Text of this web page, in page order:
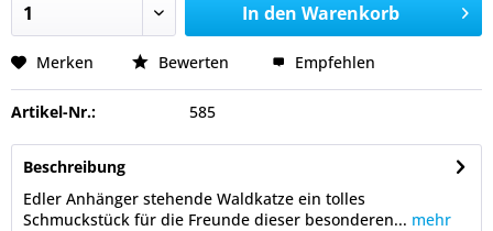
In den Warenkorb
Merken Bewerten Empfehlen
Artikel-Nr.: 585
Beschreibung
Edler Anhänger stehende Waldkatze ein tolles
Schmuckstück für die Freunde dieser besonderen... mehr